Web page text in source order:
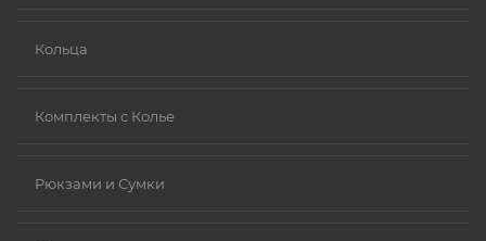
Кольца
Комплекты с Колье
Рюкзами и Сумки